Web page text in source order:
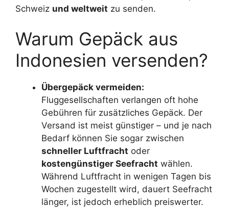
Schweiz und weltweit zu senden.
Warum Gepäck aus
Indonesien versenden?
Übergepäck vermeiden:
Fluggesellschaften verlangen oft hohe
Gebühren für zusätzliches Gepäck. Der
Versand ist meist günstiger – und je nach
Bedarf können Sie sogar zwischen
schneller Luftfracht oder
kostengünstiger Seefracht wählen.
Während Luftfracht in wenigen Tagen bis
Wochen zugestellt wird, dauert Seefracht
länger, ist jedoch erheblich preiswerter.